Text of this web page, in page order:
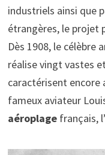
industriels ainsi que
étrangères, le projet
Dès 1908, le célèbre
réalise vingt vastes
caractérisent encore
fameux aviateur
aéroplagefrançais, l’